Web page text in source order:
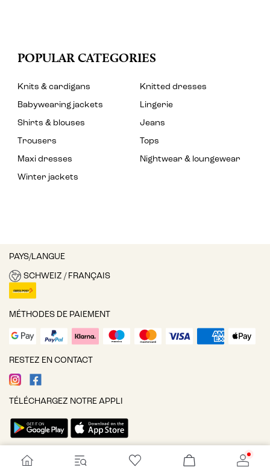
POPULAR CATEGORIES
Knits & cardigans
Knitted dresses
Babywearing jackets
Lingerie
Shirts & blouses
Jeans
Trousers
Tops
Maxi dresses
Nightwear & loungewear
Winter jackets
PAYS/LANGUE
SCHWEIZ / FRANÇAIS
MÉTHODES DE PAIEMENT
RESTEZ EN CONTACT
TÉLÉCHARGEZ NOTRE APPLI